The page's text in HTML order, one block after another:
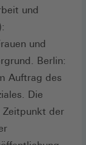
und
und
Berlin:
Auftrag des
Die
Zeitpunkt der